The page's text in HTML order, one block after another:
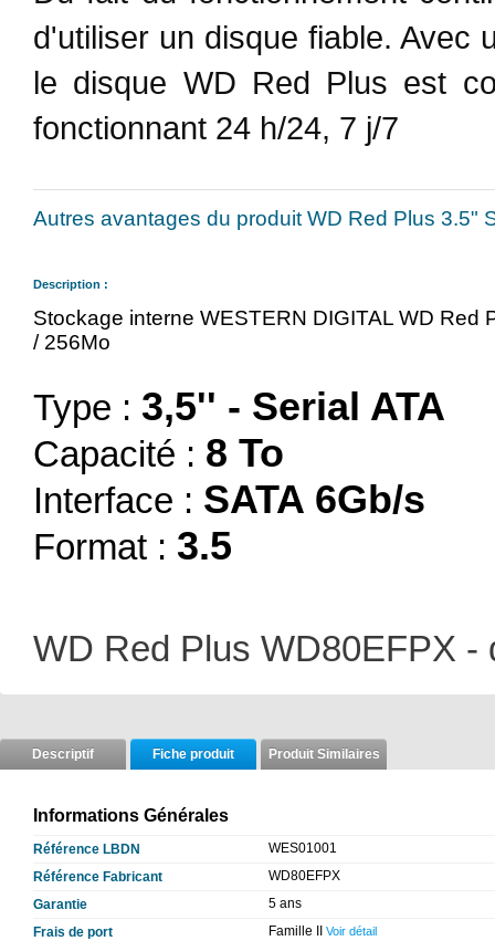
d'utiliser un disque fiable. Avec
le disque WD Red Plus est
fonctionnant 24 h/24, 7 j/7
Autres avantages du produit WD Red Plus 3.5"
Description :
Stockage interne WESTERN DIGITAL WD Red
/ 256Mo
Type : 3,5'' - Serial ATA
Capacité : 8 To
Interface : SATA 6Gb/s
Format : 3.5
WD Red Plus WD80EFPX -
Descriptif Fiche produit Produit Similaires
Informations Générales
Référence LBDN
WES01001
Référence Fabricant
WD80EFPX
Garantie
5 ans
Frais de port
Famille II Voir détail